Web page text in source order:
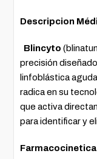
Descripcion
Blincyto
precisión
linfoblástica
radica en su
que activa
para identificar y
Farmacocinetica